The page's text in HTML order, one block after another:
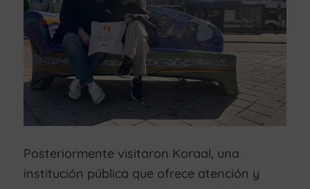
Posteriormente visitaron Koraal, una
institución pública que ofrece atención y